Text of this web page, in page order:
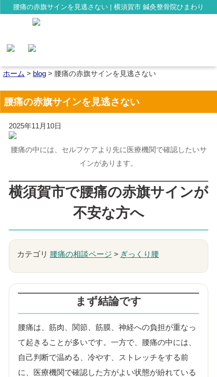
腰痛の赤旗サインを見逃さない | 横須賀市 鍼灸整骨院ひまわり
ホーム > blog > 腰痛の赤旗サインを見逃さない
腰痛の赤旗サインを見逃さない
2025年11月10日
腰痛の中には、セルフケアより先に医療機関で確認したいサ
インがあります。
横須賀市で腰痛の赤旗サインが
不安な方へ
カテゴリ 腰痛の相談ページ > ぎっくり腰
まず結論です
腰痛は、筋肉、関節、筋膜、神経への負担が重なっ
て起きることが多いです。一方で、腰痛の中には、
自己判断で温める、冷やす、ストレッチをする前
に、医療機関で確認した方がよい状態が紛れている